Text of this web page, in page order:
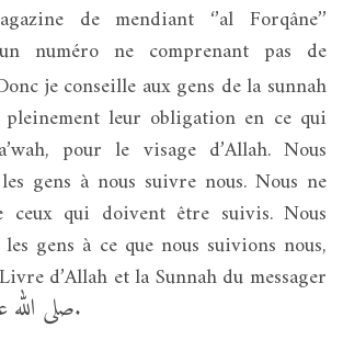
de mendiant ‘’al Forqâne’’
numéro ne comprenant pas de
je conseille aux gens de la sunnah
pleinement leur obligation en ce qui
pour le visage d’Allah. Nous
gens à nous suivre nous. Nous ne
ceux qui doivent être suivis. Nous
gens à ce que nous suivions nous,
d’Allah et la Sunnah du messager
صلى الله.